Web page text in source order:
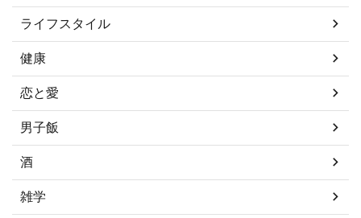
ライフスタイル
健康
恋と愛
男子飯
酒
雑学